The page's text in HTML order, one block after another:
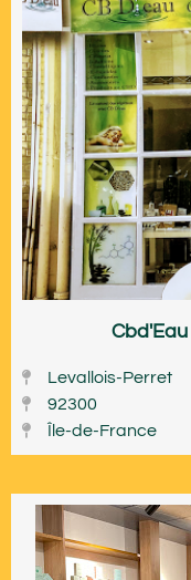
Levallois-Perret
92300
Île-de-France